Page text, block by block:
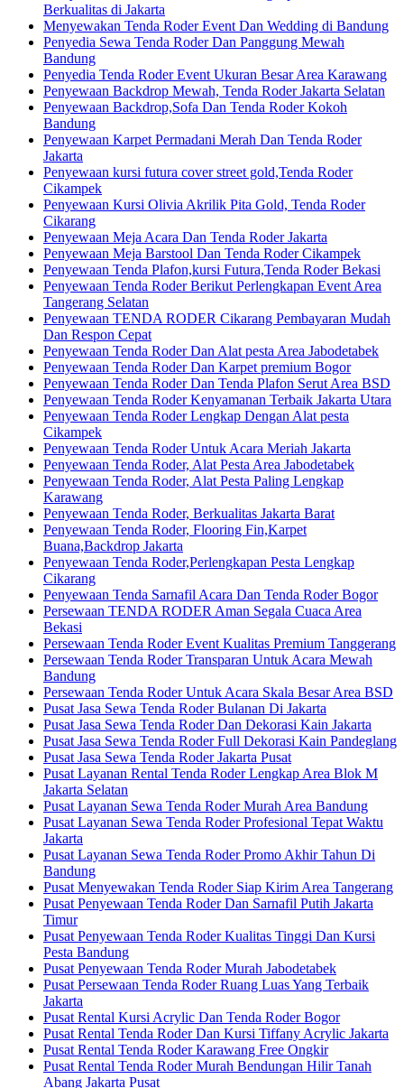
Berkualitas di Jakarta
Menyewakan Tenda Roder Event Dan Wedding di Bandung
Penyedia Sewa Tenda Roder Dan Panggung Mewah
Bandung
Penyedia Tenda Roder Event Ukuran Besar Area Karawang
Penyewaan Backdrop Mewah, Tenda Roder Jakarta Selatan
Penyewaan Backdrop,Sofa Dan Tenda Roder Kokoh
Bandung
Penyewaan Karpet Permadani Merah Dan Tenda Roder
Jakarta
Penyewaan kursi futura cover street gold,Tenda Roder
Cikampek
Penyewaan Kursi Olivia Akrilik Pita Gold, Tenda Roder
Cikarang
Penyewaan Meja Acara Dan Tenda Roder Jakarta
Penyewaan Meja Barstool Dan Tenda Roder Cikampek
Penyewaan Tenda Plafon,kursi Futura,Tenda Roder Bekasi
Penyewaan Tenda Roder Berikut Perlengkapan Event Area
Tangerang Selatan
Penyewaan TENDA RODER Cikarang Pembayaran Mudah
Dan Respon Cepat
Penyewaan Tenda Roder Dan Alat pesta Area Jabodetabek
Penyewaan Tenda Roder Dan Karpet premium Bogor
Penyewaan Tenda Roder Dan Tenda Plafon Serut Area BSD
Penyewaan Tenda Roder Kenyamanan Terbaik Jakarta Utara
Penyewaan Tenda Roder Lengkap Dengan Alat pesta
Cikampek
Penyewaan Tenda Roder Untuk Acara Meriah Jakarta
Penyewaan Tenda Roder, Alat Pesta Area Jabodetabek
Penyewaan Tenda Roder, Alat Pesta Paling Lengkap
Karawang
Penyewaan Tenda Roder, Berkualitas Jakarta Barat
Penyewaan Tenda Roder, Flooring Fin,Karpet
Buana,Backdrop Jakarta
Penyewaan Tenda Roder,Perlengkapan Pesta Lengkap
Cikarang
Penyewaan Tenda Sarnafil Acara Dan Tenda Roder Bogor
Persewaan TENDA RODER Aman Segala Cuaca Area
Bekasi
Persewaan Tenda Roder Event Kualitas Premium Tanggerang
Persewaan Tenda Roder Transparan Untuk Acara Mewah
Bandung
Persewaan Tenda Roder Untuk Acara Skala Besar Area BSD
Pusat Jasa Sewa Tenda Roder Bulanan Di Jakarta
Pusat Jasa Sewa Tenda Roder Dan Dekorasi Kain Jakarta
Pusat Jasa Sewa Tenda Roder Full Dekorasi Kain Pandeglang
Pusat Jasa Sewa Tenda Roder Jakarta Pusat
Pusat Layanan Rental Tenda Roder Lengkap Area Blok M
Jakarta Selatan
Pusat Layanan Sewa Tenda Roder Murah Area Bandung
Pusat Layanan Sewa Tenda Roder Profesional Tepat Waktu
Jakarta
Pusat Layanan Sewa Tenda Roder Promo Akhir Tahun Di
Bandung
Pusat Menyewakan Tenda Roder Siap Kirim Area Tangerang
Pusat Penyewaan Tenda Roder Dan Sarnafil Putih Jakarta
Timur
Pusat Penyewaan Tenda Roder Kualitas Tinggi Dan Kursi
Pesta Bandung
Pusat Penyewaan Tenda Roder Murah Jabodetabek
Pusat Persewaan Tenda Roder Ruang Luas Yang Terbaik
Jakarta
Pusat Rental Kursi Acrylic Dan Tenda Roder Bogor
Pusat Rental Tenda Roder Dan Kursi Tiffany Acrylic Jakarta
Pusat Rental Tenda Roder Karawang Free Ongkir
Pusat Rental Tenda Roder Murah Bendungan Hilir Tanah
Abang Jakarta Pusat